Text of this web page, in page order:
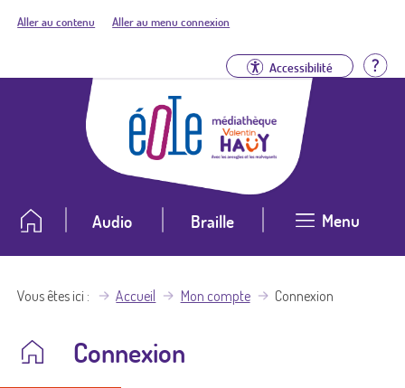
Aller au contenu Aller au menu connexion
Accessibilité
Audio Braille Menu
Vous êtes ici Accueil Mon compte Connexion
Connexion